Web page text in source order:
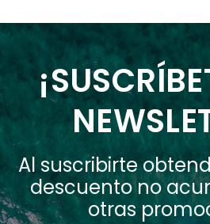
Al suscribirte
descuento no
otras